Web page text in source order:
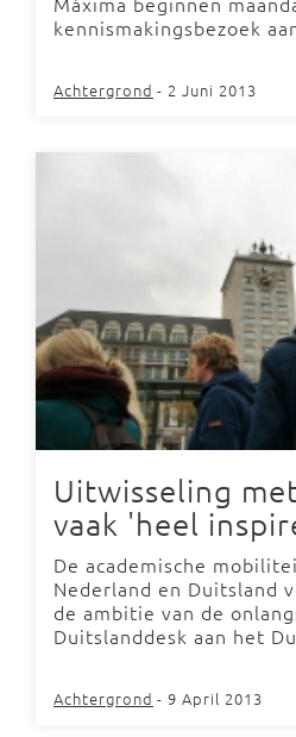
kennismakingsbezoek
Achtergrond - 2 Juni 2013
Uitwisseling
vaak 'heel
De academische
Nederland en Duitsland
de ambitie van de
Duitslanddesk aan het
Achtergrond - 9 April 2013